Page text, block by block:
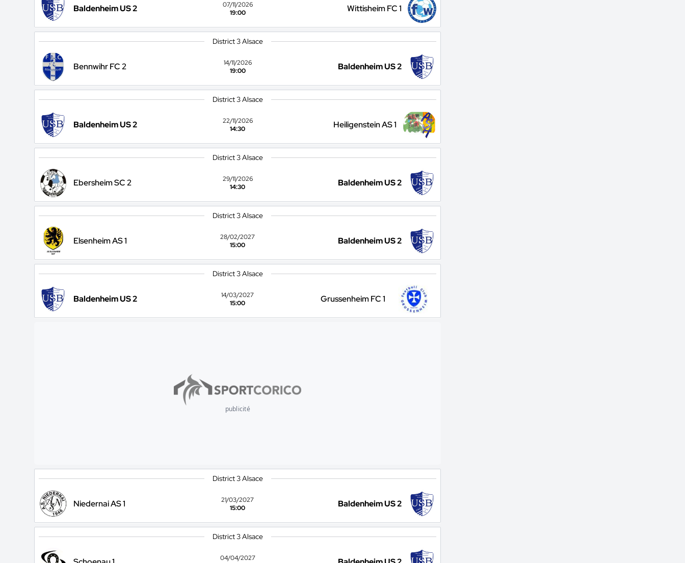
Baldenheim US 2
07/11/2026
19:00
Wittisheim FC 1
District 3 Alsace
Bennwihr FC 2
14/11/2026
19:00
Baldenheim US 2
District 3 Alsace
Baldenheim US 2
22/11/2026
14:30
Heiligenstein AS 1
District 3 Alsace
Ebersheim SC 2
29/11/2026
14:30
Baldenheim US 2
District 3 Alsace
Elsenheim AS 1
28/02/2027
15:00
Baldenheim US 2
District 3 Alsace
Baldenheim US 2
14/03/2027
15:00
Grussenheim FC 1
publicité
District 3 Alsace
Niedernai AS 1
21/03/2027
15:00
Baldenheim US 2
District 3 Alsace
04/04/2027